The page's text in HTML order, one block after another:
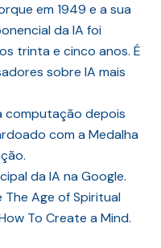
em 1949 e a sua
da IA foi
trinta e cinco anos. É
sobre IA mais
computação depois
com a Medalha
da IA na Google.
Age of Spiritual
To Create a Mind.